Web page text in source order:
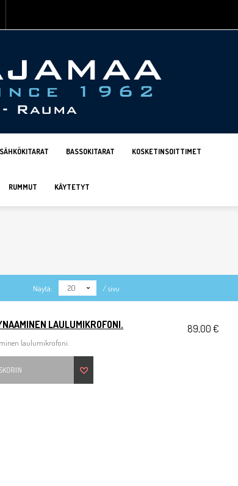
SÄHKÖKITARAT BASSOKITARAT KOSKETINSOITTIMET
RUMMUT KÄYTETYT
Näytä: 20 / sivu
LAULUMIKROFONI.
laulumikrofoni.
89,00 €